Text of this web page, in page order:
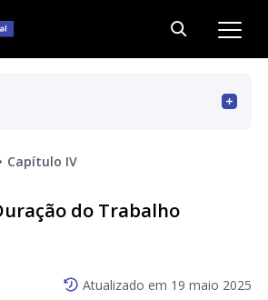
Capítulo IV
do Trabalho
Atualizado em 19 maio 2025